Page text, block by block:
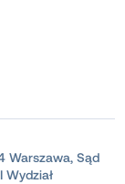
Warszawa, Sąd
Wydział